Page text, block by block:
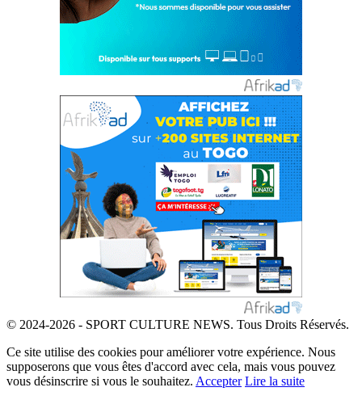
© 2024-2026 - SPORT CULTURE NEWS. Tous Droits Réservés.
Ce site utilise des cookies pour améliorer votre expérience. Nous
supposerons que vous êtes d'accord avec cela, mais vous pouvez
vous désinscrire si vous le souhaitez. Accepter Lire la suite